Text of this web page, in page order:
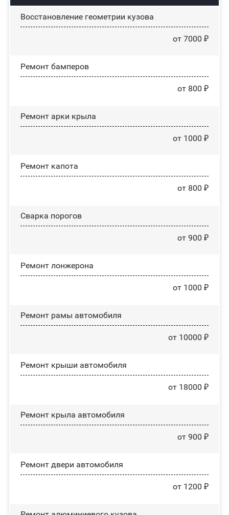
Восстановление геометрии кузова
от 7000 ₽
Ремонт бамперов
от 800 ₽
Ремонт арки крыла
от 1000 ₽
Ремонт капота
от 800 ₽
Сварка порогов
от 900 ₽
Ремонт лонжерона
от 1000 ₽
Ремонт рамы автомобиля
от 10000 ₽
Ремонт крыши автомобиля
от 18000 ₽
Ремонт крыла автомобиля
от 900 ₽
Ремонт двери автомобиля
от 1200 ₽